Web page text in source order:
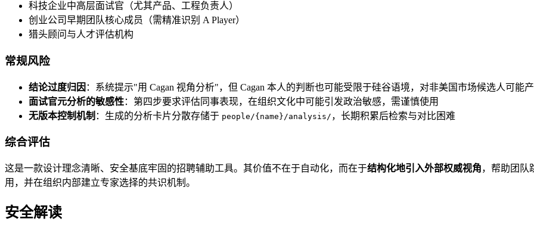
科技企业中高层面试官（尤其产品、工程负责人）
创业公司早期团队核心成员（需精准识别 A Player）
猎头顾问与人才评估机构
常规风险
结论过度归因 ：系统提示"用 Cagan 视角分析"，但 Cagan 本人的判断也可能受限于硅谷语境，对非美国市场候选人可能
面试官元分析的敏感性：第四步要求评估同事表现，在组织文化中可能引发政治敏感，需谨慎使用
无版本控制机制 ：生成的分析卡片分散存储于 people/{name}/analysis/ ，长期积累后检索与对比困难
综合评估
这是一款设计理念清晰、安全基底牢固的招聘辅助工具。其价值不在于自动化，而在于结构化地引入外部权威视角，帮助团队
用，并在组织内部建立专家选择的共识机制。
安全解读